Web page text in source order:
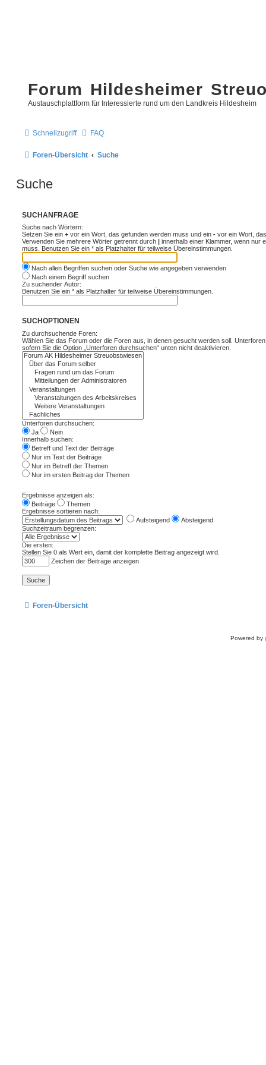
Forum Hildesheimer
Austauschplattform für Interessierte rund um den Landkreis Hildesheim
Schnellzugriff FAQ
Foren-Übersicht Suche
Suche
SUCHANFRAGE
Suche nach Wörtern:
Setzen Sie ein + vor ein Wort, das gefunden werden muss und ein - vor ein Wort,
Verwenden Sie mehrere Wörter getrennt durch
innerhalb einer Klammer, wenn nur
muss. Benutzen Sie ein * als Platzhalter für teilweise Übereinstimmungen.
Nach allen Begriffen suchen oder Suche wie angegeben verwenden
Nach einem Begriff suchen
Zu suchender Autor:
Benutzen Sie ein * als Platzhalter für teilweise Übereinstimmungen.
SUCHOPTIONEN
Zu durchsuchende Foren:
Wählen Sie das Forum oder die Foren aus, in denen gesucht werden soll.
sofern Sie die Option „Unterforen durchsuchen“ unten nicht deaktivieren.
Unterforen durchsuchen:
Ja
Nein
Innerhalb suchen:
Betreff und Text der Beiträge
Nur im Text der Beiträge
Nur im Betreff der Themen
Nur im ersten Beitrag der Themen
Ergebnisse anzeigen als:
Beiträge
Themen
Ergebnisse sortieren nach:
Aufsteigend
Absteigend
Suchzeitraum begrenzen:
Die ersten:
Stellen Sie 0 als Wert ein, damit der komplette Beitrag angezeigt wird.
Zeichen der Beiträge anzeigen
Foren-Übersicht
Powered by